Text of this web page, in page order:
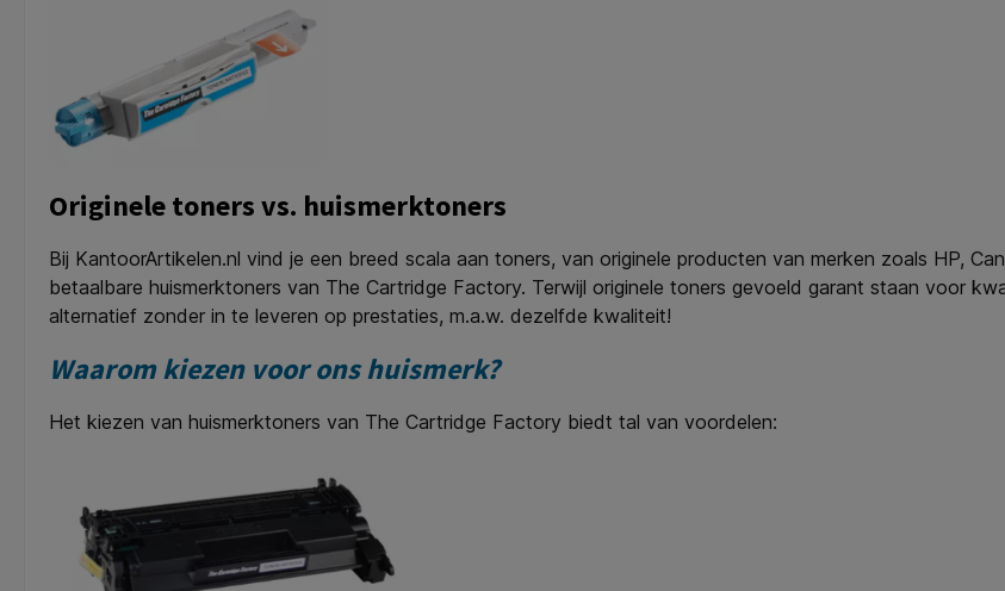
Originele toners vs. huismerktoners
Bij KantoorArtikelen.nl vind je een breed scala aan toners, van originele producten van merken zoals HP,
betaalbare huismerktoners van The Cartridge Factory. Terwijl originele toners gevoeld garant staan voor
alternatief zonder in te leveren op prestaties, m.a.w. dezelfde kwaliteit!
Waarom kiezen voor ons huismerk?
Het kiezen van huismerktoners van The Cartridge Factory biedt tal van voordelen: